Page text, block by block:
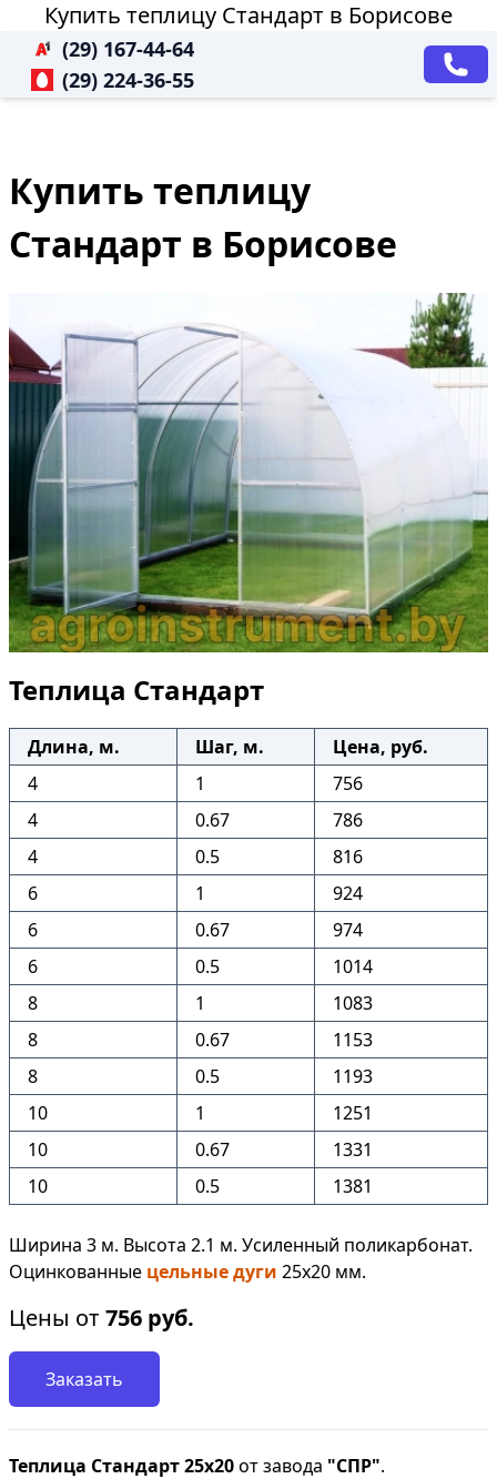
Купить теплицу Стандарт в Борисове
(29) 167-44-64
(29) 224-36-55
Купить теплицу
Стандарт в Борисове
Теплица Стандарт
Длина, м. Шаг, м.
Цена, руб.
4
1
756
4
0.67
786
4
0.5
816
6
1
924
6
0.67
974
6
0.5
1014
8
1
1083
8
0.67
1153
8
0.5
1193
10
1
1251
10
0.67
1331
10
0.5 1381
Ширина 3 м. Высота 2.1 м. Усиленный поликарбонат.
Оцинкованные цельные дуги 25х20 мм.
Цены от756 руб.
Заказать
Теплица Стандарт 25х20от завода "СПР".